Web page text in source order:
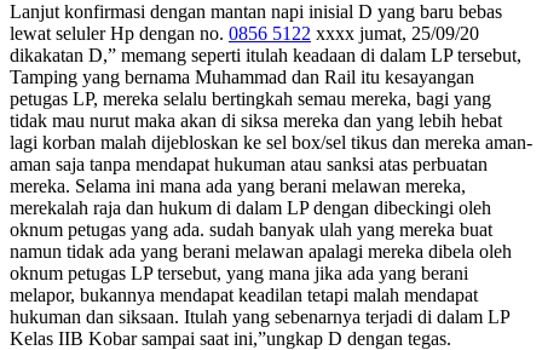
Lanjut konfirmasi dengan mantan napi inisial D yang baru bebas
lewat seluler Hp dengan no. 0856 5122 xxxx jumat, 25/09/20
dikakatan D,” memang seperti itulah keadaan di dalam LP tersebut,
Tamping yang bernama Muhammad dan Rail itu kesayangan
petugas LP, mereka selalu bertingkah semau mereka, bagi yang
tidak mau nurut maka akan di siksa mereka dan yang lebih hebat
lagi korban malah dijebloskan ke sel box/sel tikus dan mereka aman-
aman saja tanpa mendapat hukuman atau sanksi atas perbuatan
mereka. Selama ini mana ada yang berani melawan mereka,
merekalah raja dan hukum di dalam LP dengan dibeckingi oleh
oknum petugas yang ada. sudah banyak ulah yang mereka buat
namun tidak ada yang berani melawan apalagi mereka dibela oleh
oknum petugas LP tersebut, yang mana jika ada yang berani
melapor, bukannya mendapat keadilan tetapi malah mendapat
hukuman dan siksaan. Itulah yang sebenarnya terjadi di dalam LP
Kelas IIB Kobar sampai saat ini,”ungkap D dengan tegas.